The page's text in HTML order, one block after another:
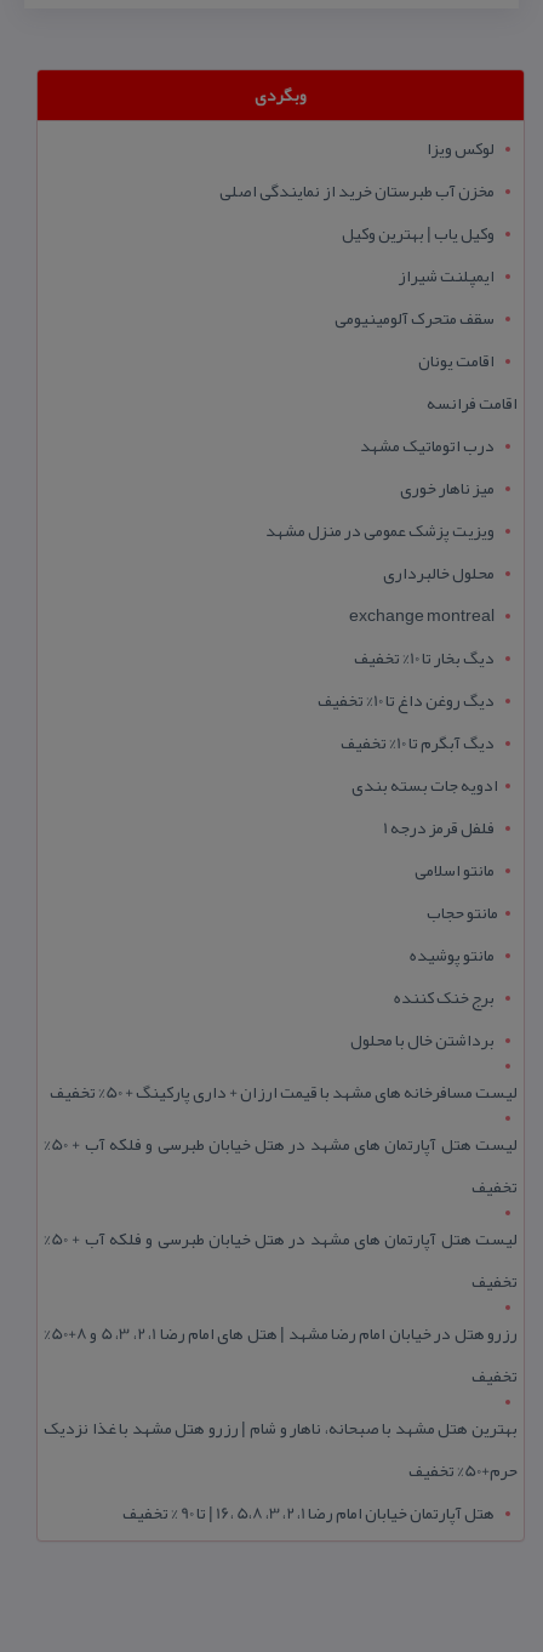
وبگردی
لوکس ویزا
مخزن آب طبرستان خرید از نمایندگی اصلی
وکیل یاب | بهترین وکیل
ایمپلنت شیراز
سقف متحرک آلومینیومی
اقامت یونان
اقامت فرانسه
درب اتوماتیک مشهد
میز ناهار خوری
ویزیت پزشک عمومی در منزل مشهد
محلول خالبرداری
exchange montreal
دیگ بخار تا 10% تخفیف
دیگ روغن داغ تا 10% تخفیف
دیگ آبگرم تا 10% تخفیف
ادویه جات بسته بندی
فلفل قرمز درجه 1
مانتو اسلامی
مانتو حجاب
مانتو پوشیده
برج خنک کننده
برداشتن خال با محلول
لیست مسافرخانه های مشهد با قیمت ارزان + داری پارکینگ + 50% تخفیف
لیست هتل آپارتمان های مشهد در هتل خیابان طبرسی و فلکه آب + 50%
تخفیف
لیست هتل آپارتمان های مشهد در هتل خیابان طبرسی و فلکه آب + 50%
تخفیف
رزرو هتل در خیابان امام رضا مشهد | هتل‌ های امام رضا 1، 2، 3، 5 و 8+50%
تخفیف
بهترین هتل مشهد با صبحانه، ناهار و شام | رزرو هتل مشهد با غذا نزدیک
حرم+50% تخفیف
هتل آپارتمان خیابان امام رضا 1، 2، 3، 5،8 ،16 | تا 90 % تخفیف